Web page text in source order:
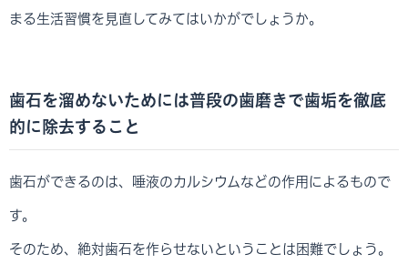
まる生活習慣を見直してみてはいかがでしょうか。
歯石を溜めないためには普段の歯磨きで歯垢を徹底
的に除去すること
歯石ができるのは、唾液のカルシウムなどの作用によるもので
す。
そのため、絶対歯石を作らせないということは困難でしょう。